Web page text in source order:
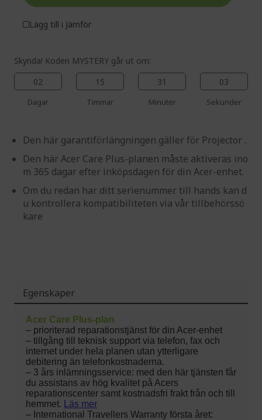
Få extra rabatt med koden
Skynda! Koden MYSTERY går ut om:
02
Dagar
15
Timmar
31
Minuter
03
Sekunder
Den här garantiförlängningen gäller för Projector .
Den här Acer Care Plus-planen måste aktiveras ino
m 365 dagar efter inköpsdagen för din Acer-enhet.
Om du redan har ditt serienummer till hands kan d
u kontrollera kompatibiliteten via vår tillbehörssö
kare
Lägg till i Jämför
Egenskaper